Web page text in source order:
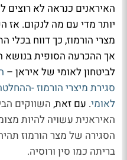
האיראנים כנראה לא רוצים
יותר מדי עם מה לנקום. אז
מצרי הורמוז, כך דווח
אך ההכרעה הסופית בנושא
לביטחון לאומי של איראן –
סגירת מיצרי הורמוז -
לאומי. עם זאת, השווקים
האיראנית עשויה להיות
הסגירה של מצר הורמוז
בריתה כמו סין ורוסיה.